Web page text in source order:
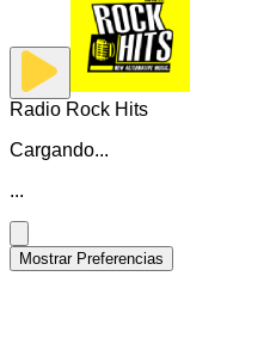
Radio Rock Hits
Cargando...
...
Mostrar Preferencias